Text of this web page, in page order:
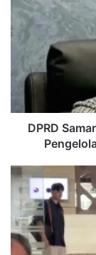
Samarinda
Dorong
Percepatan
Digitalisasi
Pengelolaan
Sampah
Aplikasi
BISADPRD
Rupiah
Tembus
Rp18.000
per
Dolar
AS,